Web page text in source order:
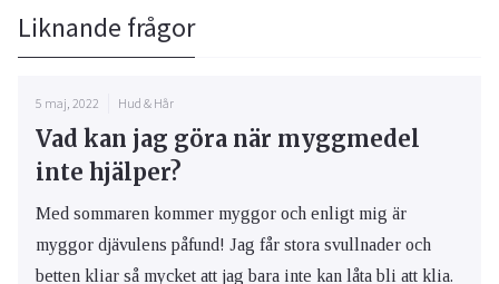
Liknande frågor
5 maj, 2022 Hud & Hår
Vad kan jag göra när myggmedel
inte hjälper?
Med sommaren kommer myggor och enligt mig är
myggor djävulens påfund! Jag får stora svullnader och
betten kliar så mycket att jag bara inte kan låta bli att klia.